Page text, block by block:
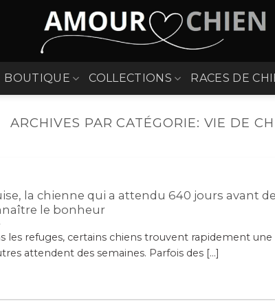
BOUTIQUE COLLECTIONS RACES DE
ARCHIVES PAR CATÉGORIE: VIE DE
la chienne qui a attendu 640 jours avant de
le bonheur
les refuges, certains chiens trouvent rapidement une
attendent des semaines. Parfois des [...]